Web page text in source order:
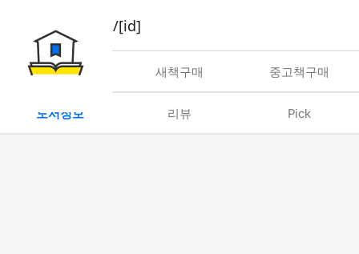
book/rent/[id]
대여 새책구매 중고책구매
도서정보 리뷰 Pick